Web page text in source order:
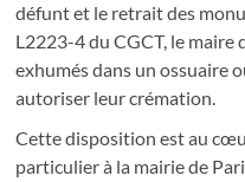
défunt et le retrait des
L2223-4 du CGCT, le
exhumés dans un ossuaire
autoriser leur crémation.
Cette disposition est au
particulier à la mairie de